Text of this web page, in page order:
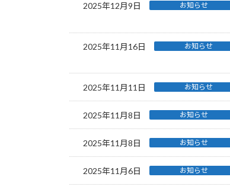
2025年12月9日 お知らせ
2025年11月16日 お知らせ
2025年11月11日 お知らせ
2025年11月8日 お知らせ
2025年11月8日 お知らせ
2025年11月6日 お知らせ